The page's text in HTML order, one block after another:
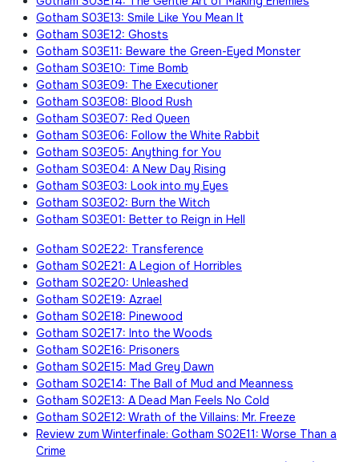
Gotham S03E13: Smile Like You Mean It
Gotham S03E12: Ghosts
Gotham S03E11: Beware the Green-Eyed Monster
Gotham S03E10: Time Bomb
Gotham S03E09: The Executioner
Gotham S03E08: Blood Rush
Gotham S03E07: Red Queen
Gotham S03E06: Follow the White Rabbit
Gotham S03E05: Anything for You
Gotham S03E04: A New Day Rising
Gotham S03E03: Look into my Eyes
Gotham S03E02: Burn the Witch
Gotham S03E01: Better to Reign in Hell
Gotham S02E22: Transference
Gotham S02E21: A Legion of Horribles
Gotham S02E20: Unleashed
Gotham S02E19: Azrael
Gotham S02E18: Pinewood
Gotham S02E17: Into the Woods
Gotham S02E16: Prisoners
Gotham S02E15: Mad Grey Dawn
Gotham S02E14: The Ball of Mud and Meanness
Gotham S02E13: A Dead Man Feels No Cold
Gotham S02E12: Wrath of the Villains: Mr. Freeze
Review zum Winterfinale: Gotham S02E11: Worse Than a
Crime